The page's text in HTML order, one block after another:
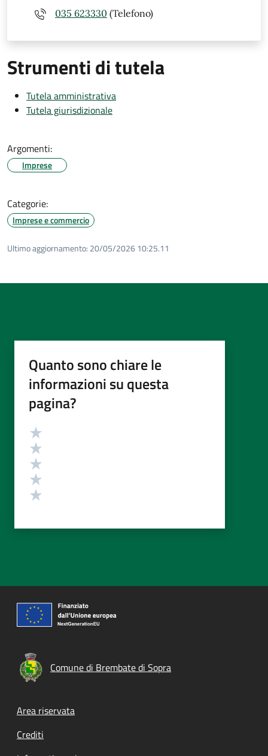
035 623330 (Telefono)
Strumenti di tutela
Tutela amministrativa
Tutela giurisdizionale
Argomenti:
Imprese
Categorie:
Imprese e commercio
Ultimo aggiornamento: 20/05/2026 10:25.11
Quanto sono chiare le
informazioni su questa
pagina?
Valutazione
Comune di Brembate di Sopra
Footer menu
Area riservata
Crediti